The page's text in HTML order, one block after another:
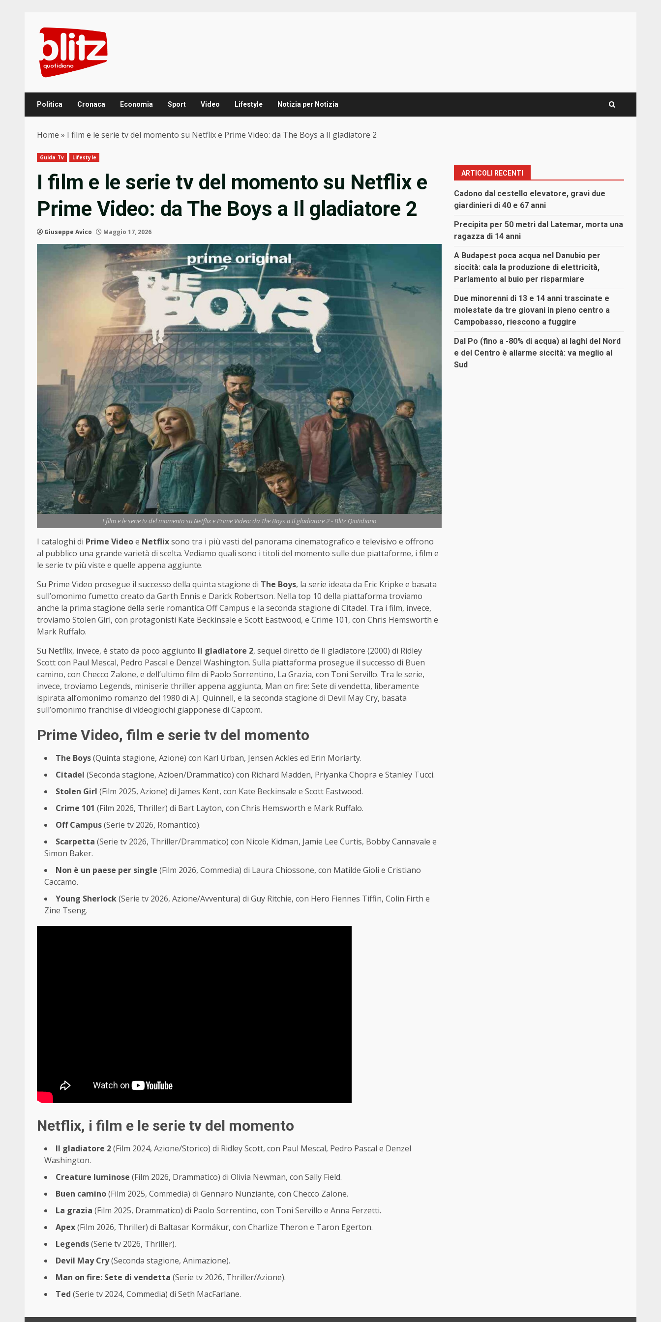
content
Politica Cronaca Economia Sport Video Lifestyle Notizia per Notizia
Home » I film e le serie tv del momento su Netflix e Prime Video: da The Boys a Il gladiatore 2
Guida Tv Lifestyle
I film e le serie tv del momento su Netflix e
Prime Video: da The Boys a Il gladiatore 2
Giuseppe Avico Maggio 17, 2026
I film e le serie tv del momento su Netflix e Prime Video: da The Boys a Il gladiatore 2 - Blitz Qiotidiano
I cataloghi di Prime Videoe Netflixsono tra i più vasti del panorama cinematografico e televisivo e offrono
al pubblico una grande varietà di scelta. Vediamo quali sono i titoli del momento sulle due piattaforme, i film e
le serie tv più viste e quelle appena aggiunte.
Su Prime Video prosegue il successo della quinta stagione di The Boys, la serie ideata da Eric Kripke e basata
sull’omonimo fumetto creato da Garth Ennis e Darick Robertson. Nella top 10 della piattaforma troviamo
anche la prima stagione della serie romantica Off Campus e la seconda stagione di Citadel. Tra i film, invece,
troviamo Stolen Girl, con protagonisti Kate Beckinsale e Scott Eastwood, e Crime 101, con Chris Hemsworth e
Mark Ruffalo.
Su Netflix, invece, è stato da poco aggiunto Il gladiatore 2, sequel diretto de Il gladiatore (2000) di Ridley
Scott con Paul Mescal, Pedro Pascal e Denzel Washington. Sulla piattaforma prosegue il successo di Buen
camino, con Checco Zalone, e dell’ultimo film di Paolo Sorrentino, La Grazia, con Toni Servillo. Tra le serie,
invece, troviamo Legends, miniserie thriller appena aggiunta, Man on fire: Sete di vendetta, liberamente
ispirata all’omonimo romanzo del 1980 di A.J. Quinnell, e la seconda stagione di Devil May Cry, basata
sull’omonimo franchise di videogiochi giapponese di Capcom.
Prime Video, film e serie tv del momento
The Boys(Quinta stagione, Azione) con Karl Urban, Jensen Ackles ed Erin Moriarty.
Citadel (Seconda stagione, Azioen/Drammatico) con Richard Madden, Priyanka Chopra e Stanley Tucci.
Stolen Girl (Film 2025, Azione) di James Kent, con Kate Beckinsale e Scott Eastwood.
Crime 101 (Film 2026, Thriller) di Bart Layton, con Chris Hemsworth e Mark Ruffalo.
Off Campus(Serie tv 2026, Romantico).
Scarpetta (Serie tv 2026, Thriller/Drammatico) con Nicole Kidman, Jamie Lee Curtis, Bobby Cannavale e
Simon Baker.
Non è un paese per single (Film 2026, Commedia) di Laura Chiossone, con Matilde Gioli e Cristiano
Caccamo.
Young Sherlock(Serie tv 2026, Azione/Avventura) di Guy Ritchie, con Hero Fiennes Tiffin, Colin Firth e
Zine Tseng.
Netflix, i film e le serie tv del momento
Il gladiatore 2(Film 2024, Azione/Storico) di Ridley Scott, con Paul Mescal, Pedro Pascal e Denzel
Washington.
Creature luminose (Film 2026, Drammatico) di Olivia Newman, con Sally Field.
Buen camino(Film 2025, Commedia) di Gennaro Nunziante, con Checco Zalone.
La grazia (Film 2025, Drammatico) di Paolo Sorrentino, con Toni Servillo e Anna Ferzetti.
Apex(Film 2026, Thriller) di Baltasar Kormákur, con Charlize Theron e Taron Egerton.
Legends(Serie tv 2026, Thriller).
Devil May Cry(Seconda stagione, Animazione).
Man on fire: Sete di vendetta (Serie tv 2026, Thriller/Azione).
Ted (Serie tv 2024, Commedia) di Seth MacFarlane.
ARTICOLI RECENTI
Cadono dal cestello elevatore, gravi due
giardinieri di 40 e 67 anni
Precipita per 50 metri dal Latemar, morta una
ragazza di 14 anni
A Budapest poca acqua nel Danubio per
siccità: cala la produzione di elettricità,
Parlamento al buio per risparmiare
Due minorenni di 13 e 14 anni trascinate e
molestate da tre giovani in pieno centro a
Campobasso, riescono a fuggire
Dal Po (fino a -80% di acqua) ai laghi del Nord
e del Centro è allarme siccità: va meglio al
Sud